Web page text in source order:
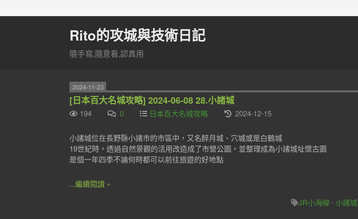
Rito的攻城與技術日記
隨手寫,隨意看,認真用
2024-11-23
[日本百大名城攻略] 2024-06-08 28.小諸城
194 0 日本百大名城攻略 2024-12-15
小諸城位在長野縣小諸市的市區中，又名醉月城、穴城或是白鶴城
19世紀時，透過自然景觀的活用改造成了市營公園，並整理成為小諸城址懷古園
是個一年四季不論何時都可以前往旅遊的好地點
...繼續閱讀 »
JR小海線
小諸城